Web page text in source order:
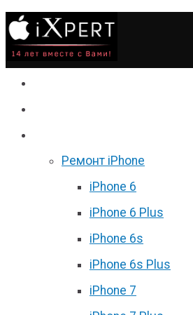
Ремонт iPhone
iPhone 6
iPhone 6 Plus
iPhone 6s
iPhone 6s Plus
iPhone 7